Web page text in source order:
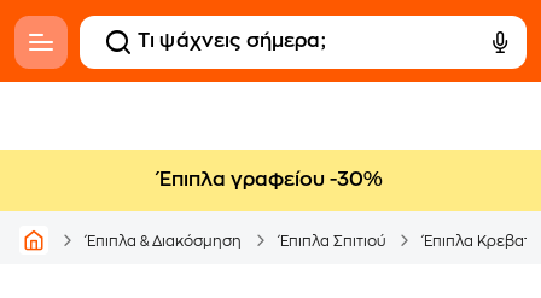
Έπιπλα γραφείου -30%
Έπιπλα & Διακόσμηση Έπιπλα Σπιτιού Έπιπλα